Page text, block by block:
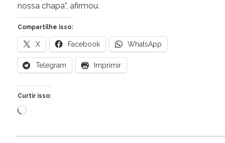
nossa chapa”, afirmou.
Compartilhe isso:
X Facebook WhatsApp
Telegram Imprimir
Curtir isso:
Carregando...